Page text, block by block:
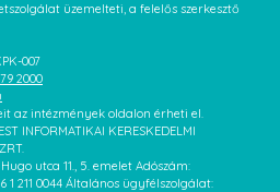
üzemelteti, a felelős szerkesztő
007
2000
az intézmények oldalon érheti el.
INFORMATIKAI KERESKEDELMI
utca 11., 5. emelet Adószám:
1 211 0044 Általános ügyfélszolgálat: